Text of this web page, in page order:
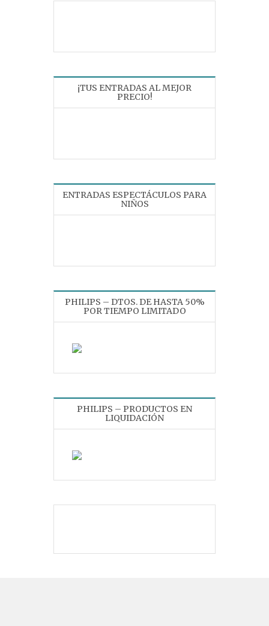
¡TUS ENTRADAS AL MEJOR
PRECIO!
ENTRADAS ESPECTÁCULOS PARA
NIÑOS
PHILIPS – DTOS. DE HASTA 50%
POR TIEMPO LIMITADO
PHILIPS – PRODUCTOS EN
LIQUIDACIÓN